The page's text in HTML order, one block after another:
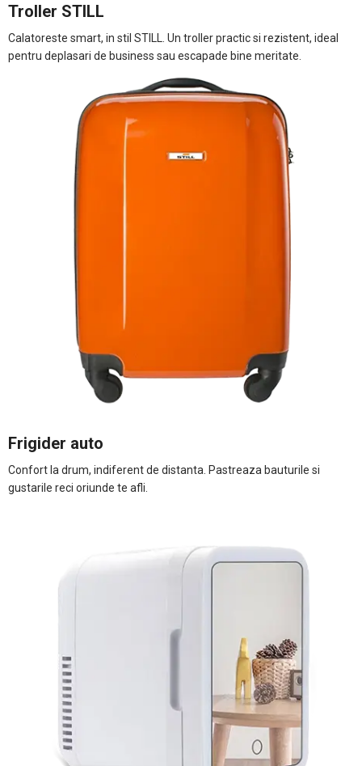
Troller STILL
Calatoreste smart, in stil STILL. Un troller practic si rezistent, ideal
pentru deplasari de business sau escapade bine meritate.
Frigider auto
Confort la drum, indiferent de distanta. Pastreaza bauturile si
gustarile reci oriunde te afli.